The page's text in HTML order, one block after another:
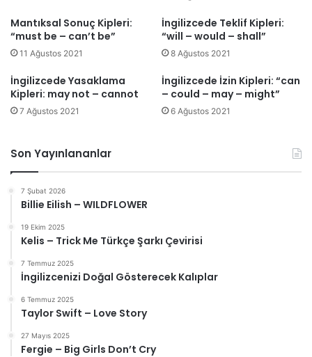
Mantıksal Sonuç Kipleri:
“must be – can’t be”
11 Ağustos 2021
İngilizcede Teklif Kipleri:
“will – would – shall”
8 Ağustos 2021
İngilizcede Yasaklama
Kipleri: may not – cannot
7 Ağustos 2021
İngilizcede İzin Kipleri: “can
– could – may – might”
6 Ağustos 2021
Son Yayınlananlar
7 Şubat 2026
Billie Eilish – WILDFLOWER
19 Ekim 2025
Kelis – Trick Me Türkçe Şarkı Çevirisi
7 Temmuz 2025
İngilizcenizi Doğal Gösterecek Kalıplar
6 Temmuz 2025
Taylor Swift – Love Story
27 Mayıs 2025
Fergie – Big Girls Don’t Cry